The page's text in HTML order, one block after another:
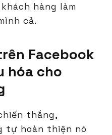
hàng làm
cả.
Facebook
hóa cho
thắng,
tự hoàn thiện nó